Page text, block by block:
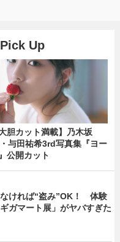
Up
大胆カット満載】乃木坂
与田祐希3rd写真集『ヨー
公開カット
ければ“盗み”OK！ 体験
ガマート展」がヤバすぎた